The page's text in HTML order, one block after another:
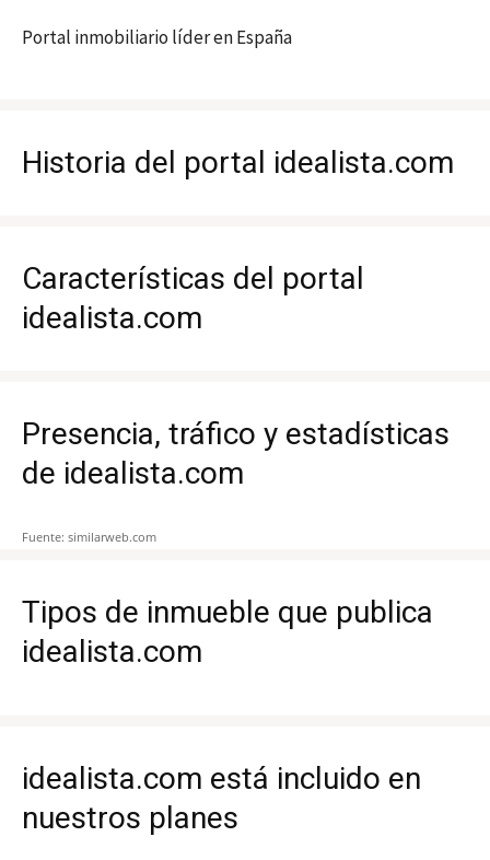
Portal inmobiliario líder en España
Historia del portal idealista.com
Características del portal
idealista.com
Presencia, tráfico y estadísticas
de idealista.com
Fuente: similarweb.com
Tipos de inmueble que publica
idealista.com
idealista.com está incluido en
nuestros planes